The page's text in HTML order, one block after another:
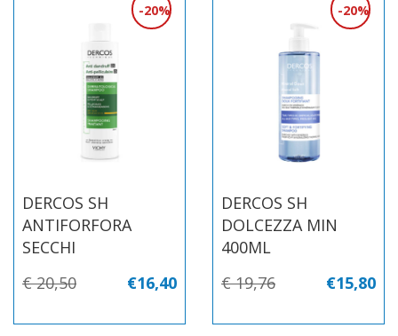
DERCOS SH
ANTIFORFORA
SECCHI
20%
€ 20,50 €16,40
DERCOS SH
DOLCEZZA MIN
400ML
20%
€ 19,76 €15,80